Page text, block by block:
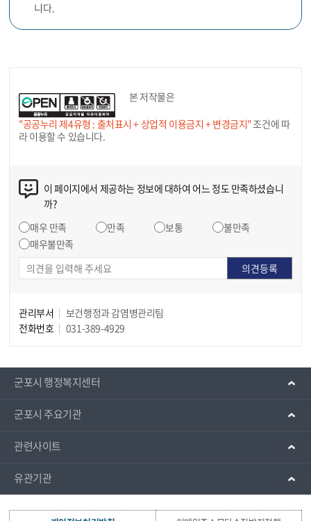
니다.
본 저작물은
"공공누리 제4유형 : 출처표시 + 상업적 이용금지 + 변경금지"조건에 따
라 이용할 수 있습니다.
이 페이지에서 제공하는 정보에 대하여 어느 정도 만족하셨습니
까?
매우 만족
만족 보통
불만족
매우불만족
관리부서
보건행정과 감염병관리팀
전화번호
031-389-4929
군포시 행정복지센터
군포시 주요기관
관련사이트
유관기관